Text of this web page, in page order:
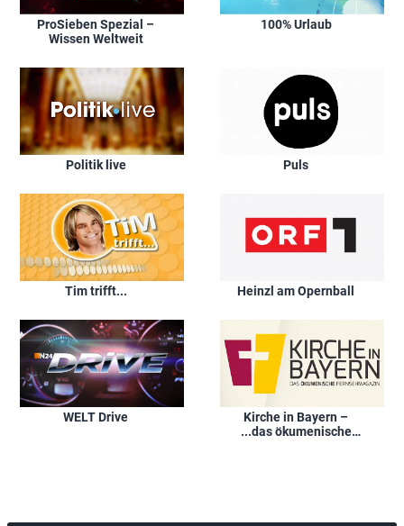
ProSieben Spezial –
Wissen Weltweit
100% Urlaub
Politik live Puls
Tim trifft... Heinzl am Opernball
WELT Drive
Kirche in Bayern –
...das ökumenische